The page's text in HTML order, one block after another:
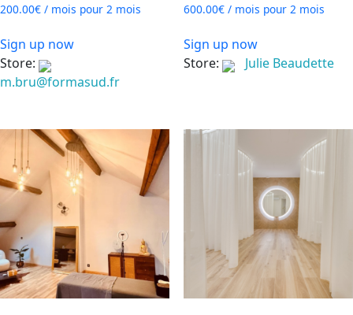
200.00€ / mois pour 2 mois
Sign up now
Store:
m.bru@formasud.fr
600.00€ / mois pour 2 mois
Sign up now
Store:
Julie Beaudette